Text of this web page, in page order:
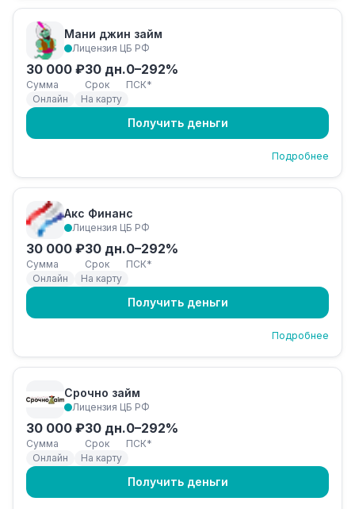
Мани джин займ
Лицензия ЦБ РФ
30 000 ₽
Сумма
30 дн.
Срок
0–292%
ПСК*
Онлайн
На карту
Получить деньги
Подробнее
Акс Финанс
Лицензия ЦБ РФ
30 000 ₽
Сумма
30 дн.
Срок
0–292%
ПСК*
Онлайн
На карту
Получить деньги
Подробнее
Срочно займ
Лицензия ЦБ РФ
30 000 ₽
Сумма
30 дн.
Срок
0–292%
ПСК*
Онлайн
На карту
Получить деньги